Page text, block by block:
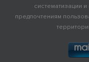
систематизации
предпочтениям